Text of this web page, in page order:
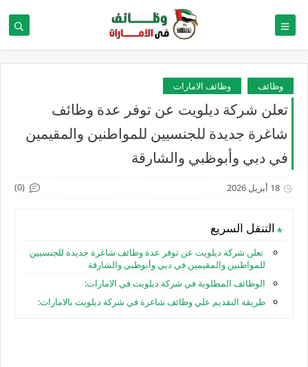
وظائف وظائف الامارات
تعلن شركة ديلويت عن توفر عدة وظائف
شاغرة جديدة للجنسيين للمواطنين والمقيمين
في دبي وأبوظبي والشارقة
18 أبريل 2026 (0)
التنقل السريع
تعلن شركة ديلويت عن توفر عدة وظائف شاغرة جديدة للجنسيين
للمواطنين والمقيمين في دبي وأبوظبي والشارقة
الوظائف المطلوبة في شركة ديلويت في الامارات:
طريقة التقديم علي وظائف شاغرة في شركة ديلويت بالامارات: